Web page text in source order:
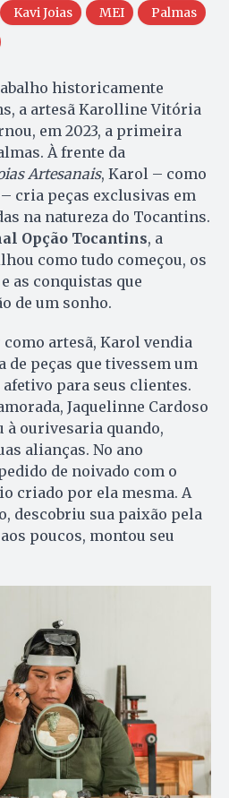
Kavi Joias MEI
Palmas
historicamente
a artesã Karolline Vitória
em 2023, a primeira
À frente da
Artesanais, Karol – como
cria peças exclusivas em
na natureza do Tocantins.
Opção Tocantins, a
como tudo começou, os
as conquistas que
de um sonho.
artesã, Karol vendia
de peças que tivessem um
para seus clientes.
Jaquelinne Cardoso
à ourivesaria quando,
alianças. No ano
de noivado com o
criado por ela mesma. A
descobriu sua paixão pela
poucos, montou seu